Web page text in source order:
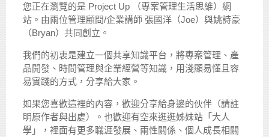
您正在瀏覽的是 Project Up （專案管理生活思維）網
站。由兩位管理顧問/企業講師 張國洋（Joe）與姚詩豪
（Bryan）共同創立。
我們的初衷是建立一個共享知識平台，將專案管理、產
品開發、時間管理與企業經營等知識，用淺顯易懂且容
易實踐的方式，分享給大家。
如果您喜歡這裡的內容，歡迎分享給身邊的伙伴（請註
明原作者與出處）。也歡迎有空來逛逛姊妹站「大人
學」，裡面有更多職涯發展、兩性關係、個人成長相關